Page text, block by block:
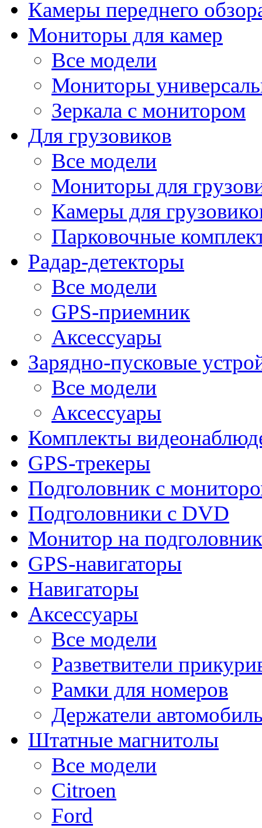
Камеры переднего
Мониторы для камер
Все модели
Мониторы
Зеркала с монитором
Для грузовиков
Все модели
Мониторы для
Камеры для
Парковочные
Радар-детекторы
Все модели
GPS-приемник
Аксессуары
Зарядно-пусковые
Все модели
Аксессуары
Комплекты
GPS-трекеры
Подголовник с
Подголовники с DVD
Монитор на подголовник
GPS-навигаторы
Навигаторы
Аксессуары
Все модели
Разветвители
Рамки для номеров
Держатели
Штатные магнитолы
Все модели
Citroen
Ford